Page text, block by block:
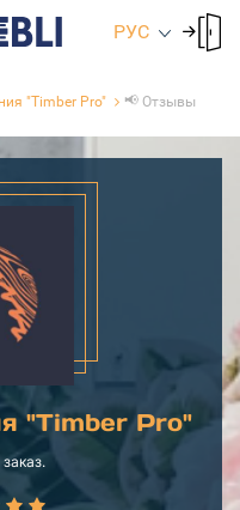
РУС
"Timber Pro" 📢 Отзывы
"Timber Pro"